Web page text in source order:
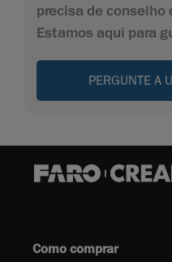
precisa de
Estamos aqui para
PERGUNTE A
Como comprar